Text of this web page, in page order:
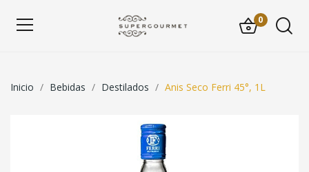
0
Inicio Bebidas Destilados Anis Seco Ferri 45°, 1L